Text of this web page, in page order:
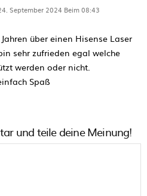
September 2024 Beim 08:43
über einen Hisense Laser
sehr zufrieden egal welche
werden oder nicht.
Spaß
und teile deine Meinung!